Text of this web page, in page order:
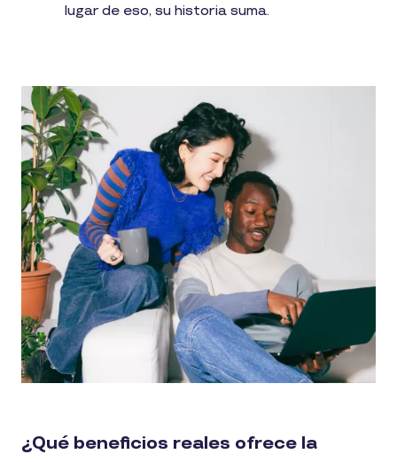
lugar de eso, su historia suma.
¿Qué beneficios reales ofrece la